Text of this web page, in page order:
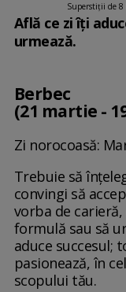
Superstiții de 8
Află ce zi îți
urmează.
Berbec
(21 martie -
Zi norocoasă:
Trebuie să
convingi să
vorba de
formulă sau să
aduce succesul;
pasionează, în
scopului tău.